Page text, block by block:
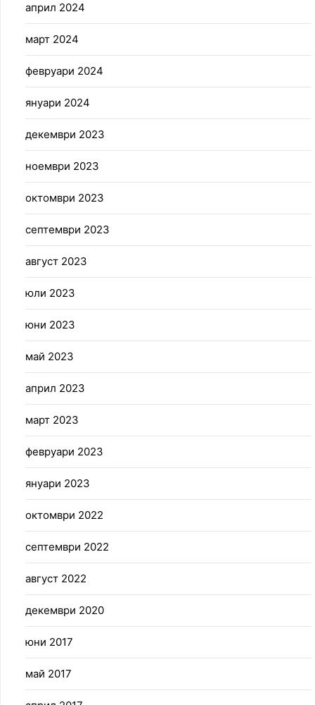
април 2024
март 2024
февруари 2024
януари 2024
декември 2023
ноември 2023
октомври 2023
септември 2023
август 2023
юли 2023
юни 2023
май 2023
април 2023
март 2023
февруари 2023
януари 2023
октомври 2022
септември 2022
август 2022
декември 2020
юни 2017
май 2017